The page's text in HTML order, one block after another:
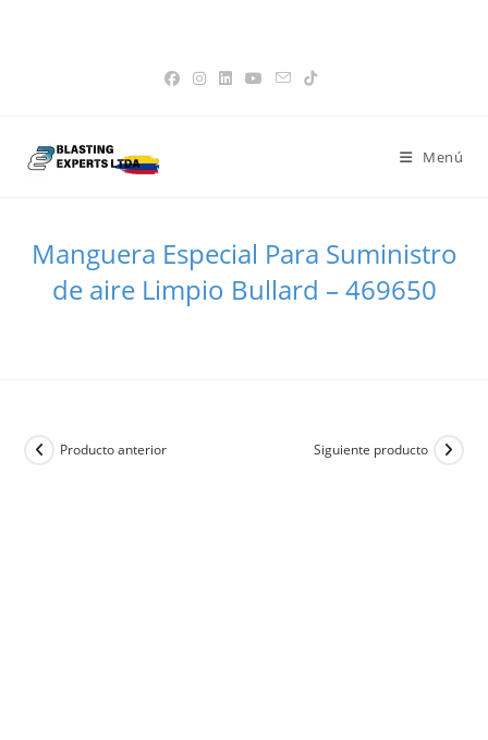
Menú
Manguera Especial Para Suministro
de aire Limpio Bullard – 469650
Producto anterior Siguiente producto